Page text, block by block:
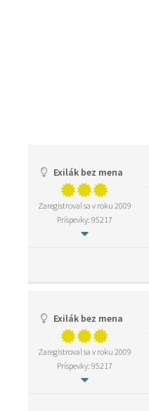
Exilák bez mena
Zaregistroval sa v roku 2009
Príspevky: 95217
Exilák bez mena
Zaregistroval sa v roku 2009
Príspevky: 95217